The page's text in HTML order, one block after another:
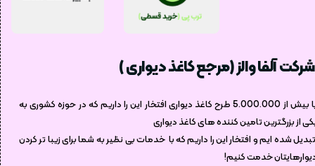
شرکت آلفا والز (مرجع کاغذ دیواری )
با بیش از 5.000.000 طرح کاغذ دیواری افتخار این را داریم که در حوزه کشوری به
از بزرگترین تامین کننده های کاغذ دیواری
شده ایم و افتخار این را داریم که با خدمات بی نظیر به شما برای زیبا تر کردن
خدمت کنیم!